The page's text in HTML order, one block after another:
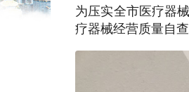
为压实全市医疗器
疗器械经营质量自